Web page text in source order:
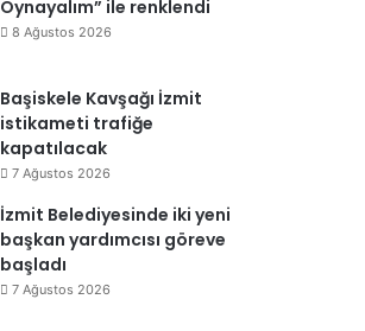
Oynayalım” ile renklendi
8 Ağustos 2026
Başiskele Kavşağı İzmit
istikameti trafiğe
kapatılacak
7 Ağustos 2026
İzmit Belediyesinde iki yeni
başkan yardımcısı göreve
başladı
7 Ağustos 2026